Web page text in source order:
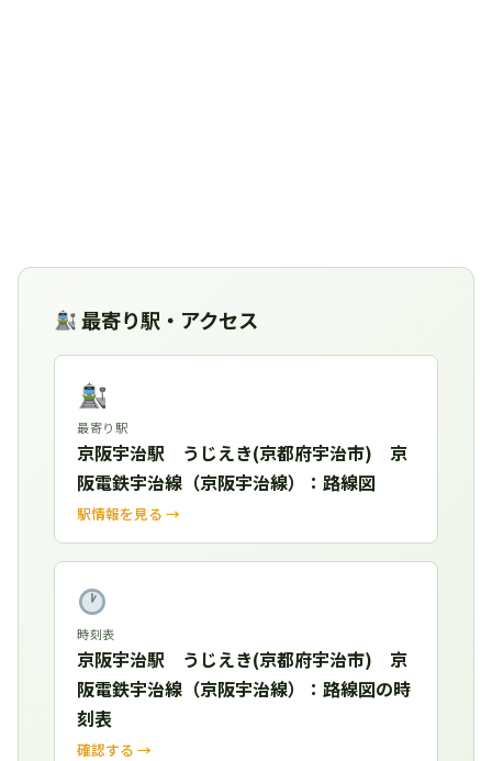
最寄り駅・アクセス
最寄り駅
京阪宇治駅 うじえき(京都府宇治市) 京
阪電鉄宇治線（京阪宇治線）：路線図
駅情報を見る →
時刻表
京阪宇治駅 うじえき(京都府宇治市) 京
阪電鉄宇治線（京阪宇治線）：路線図の時
刻表
確認する →